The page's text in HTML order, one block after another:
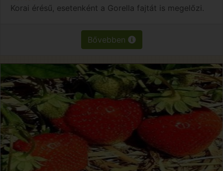
Korai érésű, esetenként a Gorella fajtát is megelőzi.
Bővebben